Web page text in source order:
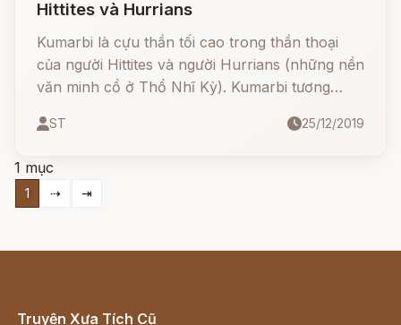
Hittites và Hurrians
Kumarbi là cựu thần tối cao trong thần thoại
của người Hittites và người Hurrians (những nền
văn minh cổ ở Thổ Nhĩ Kỳ). Kumarbi tương
Ugariti.
ST 25/12/2019
1 mục
1 ⇢ ⇥
Truyện Xưa Tích Cũ